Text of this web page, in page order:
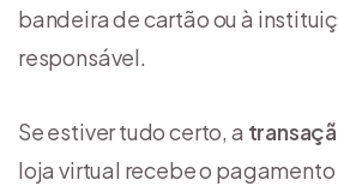
bandeira de cartão ou à
responsável.
Se estiver tudo certo, a
loja virtual recebe o